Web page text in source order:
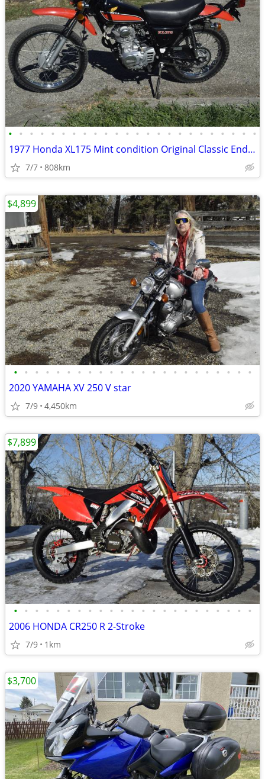
• • • • • • • • • • • • • • • • • • • • • • • •
1977 Honda XL175 Mint condition Original Classic Enduro 808 miles + 5%
7/7 808km
• • • • • • • • • • • • • • • • • • • • • • •
2020 YAMAHA XV 250 V star
7/9 4,450km
$4,899
• • • • • • • • • • • • • • • • • • • • • • •
2006 HONDA CR250 R 2-Stroke
7/9 1km
$7,899
$3,700